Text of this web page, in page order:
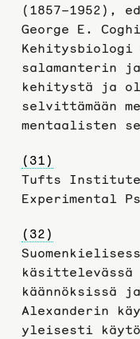
(1857–1952),
George E.
salamanterin
kehitystä ja
selvittämään
mentaalisten
(31)
Tufts
Experimental
(32)
käännöksissä
Alexanderin
yleisesti